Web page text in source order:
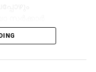
ജോലി
ഇരകളോട്